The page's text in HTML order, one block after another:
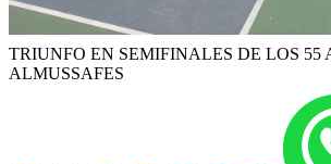
TRIUNFO EN SEMIFINALES DE LOS 55
ALMUSSAFES